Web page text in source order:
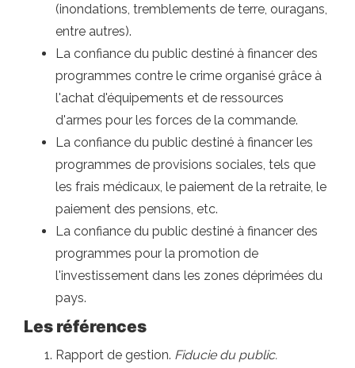
(inondations, tremblements de terre, ouragans,
entre autres).
La confiance du public destiné à financer des
programmes contre le crime organisé grâce à
l'achat d'équipements et de ressources
d'armes pour les forces de la commande.
La confiance du public destiné à financer les
programmes de provisions sociales, tels que
les frais médicaux, le paiement de la retraite, le
paiement des pensions, etc.
La confiance du public destiné à financer des
programmes pour la promotion de
l'investissement dans les zones déprimées du
pays.
Les références
Rapport de gestion. Fiducie du public.